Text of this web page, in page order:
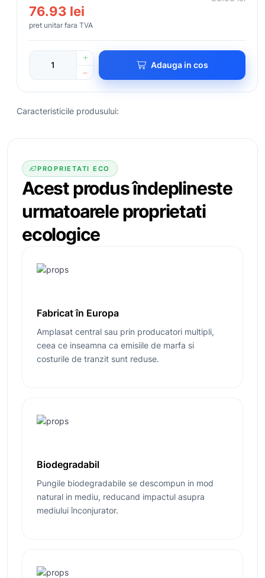
76.93 lei
pret unitar fara TVA
Adauga in cos
Caracteristicile produsului:
PROPRIETATI ECO
Acest produs îndeplineste
urmatoareleproprietati
ecologice
Fabricat în Europa
Amplasat central sau prin producatori multipli,
ceea ce inseamna ca emisiile de marfa si
costurile de tranzit sunt reduse.
Biodegradabil
Pungile biodegradabile se descompun in mod
natural in mediu, reducand impactul asupra
mediului înconjurator.